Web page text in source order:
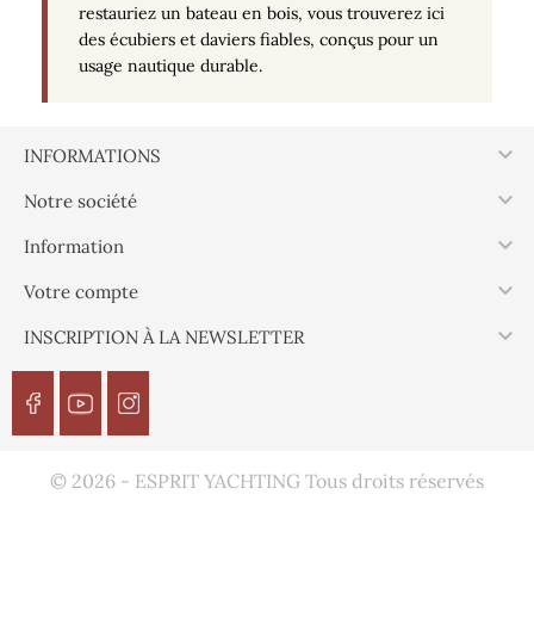
restauriez un bateau en bois, vous trouverez ici
des écubiers et daviers fiables, conçus pour un
usage nautique durable.
INFORMATIONS 
Notre société 
Information 
Votre compte 
INSCRIPTION À LA NEWSLETTER 
© 2026 - ESPRIT YACHTING Tous droits réservés